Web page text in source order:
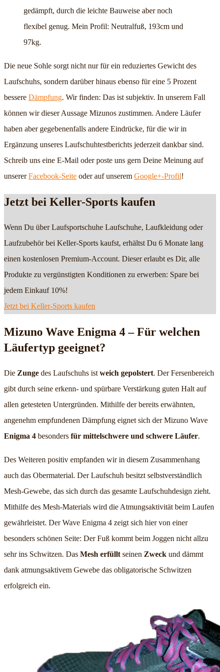
gedämpft, durch die leichte Bauweise aber noch
flexibel genug. Mein Profil: Neutralfuß, 193cm und
97kg.
Die neue Sohle sorgt nicht nur für ein reduziertes Gewicht des
Laufschuhs, sondern darüber hinaus ebenso für eine 5 Prozent
bessere Dämpfung. Wir finden: Das ist subjektiv. In unserem Fall
können wir dieser Aussage Mizunos zustimmen. Andere Läufer
haben aber gegebenenfalls andere Eindrücke, für die wir in
Ergänzung unseres Laufschuhtestberichts jederzeit dankbar sind.
Schreib uns eine E-Mail oder poste uns gern Deine Meinung auf
unsererFacebook-Seite oder auf unserem Google+-Profil!
Jetzt bei Keller-Sports kaufen
Wenn Du über Laufsportschuhe Laufschuhe, Laufkleidung oder
Laufzubehör bei Keller-Sports kaufst, erhältst Du 6 Monate lang
einen kostenlosen Premium-Account. Dieser erlaubt es Dir, alle
Produkte zu vergünstigten Konditionen zu erwerben: Spare bei
jedem Einkauf 10%!
Jetzt bei Keller-Sports kaufen
Mizuno Wave Enigma 4 – Für welchen
Läufertyp geeignet?
Die Zunge des Laufschuhs ist weich gepolstert. Der Fersenbereich
gibt durch seine erkenn- und spürbare Verstärkung guten Halt auf
allen getesteten Untergründen. Mithilfe der bereits erwähnten,
angenehm empfundenen Dämpfung eignet sich der Mizuno Wave
Enigma 4 besonders für mittelschwere und schwere Läufer.
Des Weiteren positiv empfanden wir in diesem Zusammenhang
auch das Obermaterial. Der Laufschuh besitzt selbstverständlich
Mesh-Gewebe, das sich durch das gesamte Laufschuhdesign zieht.
Mithilfe des Mesh-Materials wird die Atmungsaktivität beim Laufen
gewährleistet. Der Wave Enigma 4 zeigt sich hier von einer
besonders schönen Seite: Der Fuß kommt beim Joggen nicht allzu
sehr ins Schwitzen. Das Mesh erfüllt seinen Zweck und dämmt
dank atmungsaktivem Gewebe das obligatorische Schwitzen
erfolgreich ein.